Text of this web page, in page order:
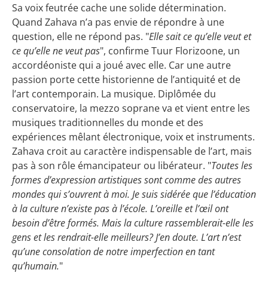
Sa voix feutrée cache une solide détermination.
Quand Zahava n’a pas envie de répondre à une
question, elle ne répond pas. "Elle sait ce qu’elle veut et
ce qu’elle ne veut pas", confirme Tuur Florizoone, un
accordéoniste qui a joué avec elle. Car une autre
passion porte cette historienne de l’antiquité et de
l’art contemporain. La musique. Diplômée du
conservatoire, la mezzo soprane va et vient entre les
musiques traditionnelles du monde et des
expériences mêlant électronique, voix et instruments.
Zahava croit au caractère indispensable de l’art, mais
pas à son rôle émancipateur ou libérateur. "Toutes les
formes d’expression artistiques sont comme des autres
mondes qui s’ouvrent à moi. Je suis sidérée que l’éducation
à la culture n’existe pas à l’école. L’oreille et l’œil ont
besoin d’être formés. Mais la culture rassemblerait-elle les
gens et les rendrait-elle meilleurs? J’en doute. L’art n’est
qu’une consolation de notre imperfection en tant
qu’humain."